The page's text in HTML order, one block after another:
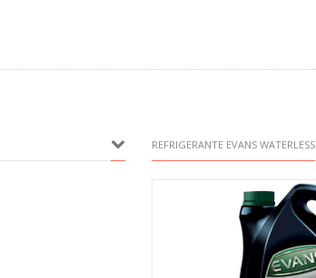
REFRIGERANTE EVANS WATERLESS